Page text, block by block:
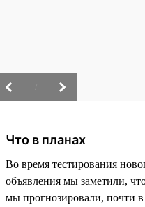
Что в планах
Во время тестирования
объявления мы заметили,
мы прогнозировали, почти